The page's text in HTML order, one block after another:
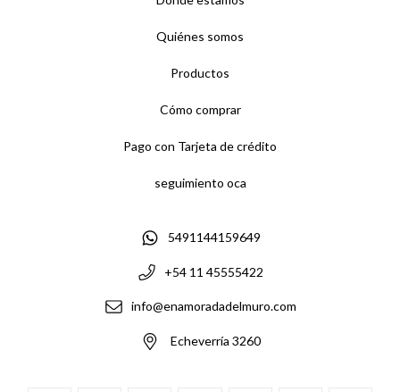
Quiénes somos
Productos
Cómo comprar
Pago con Tarjeta de crédito
seguimiento oca
5491144159649
+54 11 45555422
info@enamoradadelmuro.com
Echeverría 3260